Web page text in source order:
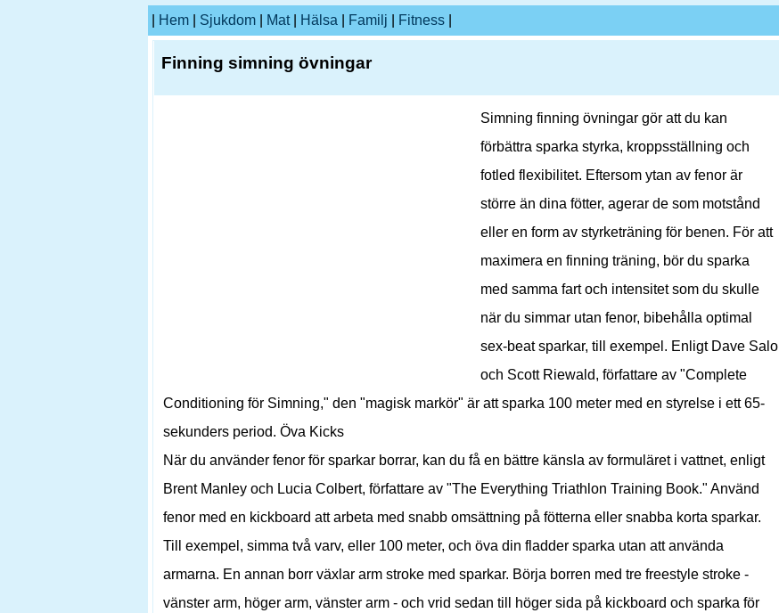
Hem Sjukdom Mat| Hälsa Familj Fitness
Finning simning övningar
Simning finning övningar gör att du kan
förbättra sparka styrka, kroppsställning och
fotled flexibilitet. Eftersom ytan av fenor är
större än dina fötter, agerar de som motstånd
eller en form av styrketräning för benen. För att
maximera en finning träning, bör du sparka
med samma fart och intensitet som du skulle
när du simmar utan fenor, bibehålla optimal
sex-beat sparkar, till exempel. Enligt Dave Salo
och Scott Riewald, författare av "Complete
Conditioning för Simning," den "magisk markör" är att sparka 100 meter med en styrelse i ett 65-
sekunders period. Öva Kicks
När du använder fenor för sparkar borrar, kan du få en bättre känsla av formuläret i vattnet, enligt
Brent Manley och Lucia Colbert, författare av "The Everything Triathlon Training Book." Använd
fenor med en kickboard att arbeta med snabb omsättning på fötterna eller snabba korta sparkar.
Till exempel, simma två varv, eller 100 meter, och öva din fladder sparka utan att använda
armarna. En annan borr växlar arm stroke med sparkar. Börja borren med tre freestyle stroke -
vänster arm, höger arm, vänster arm - och vrid sedan till höger sida på kickboard och sparka för